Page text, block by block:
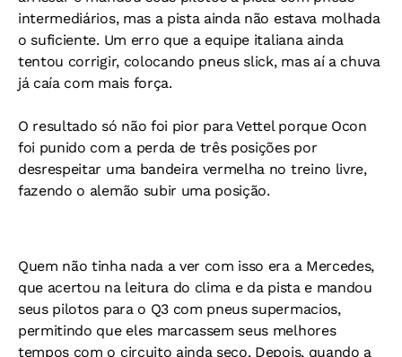
intermediários, mas a pista ainda não estava molhada
o suficiente. Um erro que a equipe italiana ainda
tentou corrigir, colocando pneus slick, mas aí a chuva
já caía com mais força.
O resultado só não foi pior para Vettel porque Ocon
foi punido com a perda de três posições por
desrespeitar uma bandeira vermelha no treino livre,
fazendo o alemão subir uma posição.
Quem não tinha nada a ver com isso era a Mercedes,
que acertou na leitura do clima e da pista e mandou
seus pilotos para o Q3 com pneus supermacios,
permitindo que eles marcassem seus melhores
tempos com o circuito ainda seco. Depois, quando a